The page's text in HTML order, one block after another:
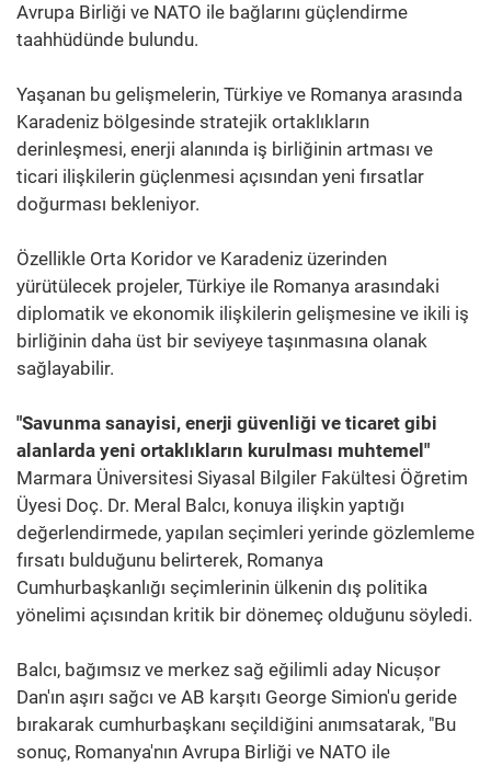
Avrupa Birliği ve NATO ile bağlarını güçlendirme
taahhüdünde bulundu.
Yaşanan bu gelişmelerin, Türkiye ve Romanya arasında
Karadeniz bölgesinde stratejik ortaklıkların
derinleşmesi, enerji alanında iş birliğinin artması ve
ticari ilişkilerin güçlenmesi açısından yeni fırsatlar
doğurması bekleniyor.
Özellikle Orta Koridor ve Karadeniz üzerinden
yürütülecek projeler, Türkiye ile Romanya arasındaki
diplomatik ve ekonomik ilişkilerin gelişmesine ve ikili iş
birliğinin daha üst bir seviyeye taşınmasına olanak
sağlayabilir.
"Savunma sanayisi, enerji güvenliği ve ticaret gibi
alanlarda yeni ortaklıkların kurulması muhtemel"
Marmara Üniversitesi Siyasal Bilgiler Fakültesi Öğretim
Üyesi Doç. Dr. Meral Balcı, konuya ilişkin yaptığı
değerlendirmede, yapılan seçimleri yerinde gözlemleme
fırsatı bulduğunu belirterek, Romanya
Cumhurbaşkanlığı seçimlerinin ülkenin dış politika
yönelimi açısından kritik bir dönemeç olduğunu söyledi.
Balcı, bağımsız ve merkez sağ eğilimli aday Nicușor
Dan'ın aşırı sağcı ve AB karşıtı George Simion'u geride
bırakarak cumhurbaşkanı seçildiğini anımsatarak, "Bu
sonuç, Romanya'nın Avrupa Birliği ve NATO ile